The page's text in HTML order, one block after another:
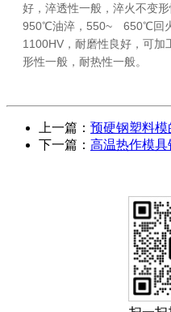
好，淬透性一般，淬火不变
950℃油淬，550~ 650℃回
1100HV，耐磨性良好，可加
形性一般，耐热性一般。
上一篇： 预硬钢塑料
下一篇： 高温热作模